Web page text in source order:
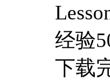
经验
下载